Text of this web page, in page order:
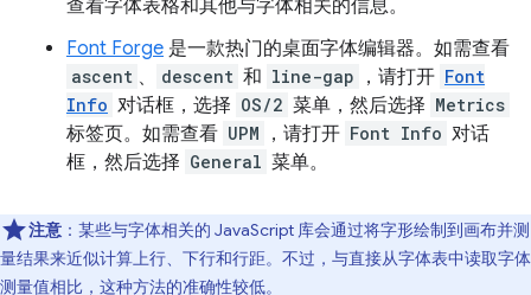
查看字体表格和其他与字体相关的信息。
Font Forge 是一款热门的桌面字体编辑器。如需查看
ascent 、 descent 和 line-gap ，请打开 Font
Info 对话框，选择 OS/2 菜单，然后选择 Metrics
标签页。如需查看 UPM ，请打开 Font Info 对话
框，然后选择 General 菜单。
注意 ：某些与字体相关的 JavaScript 库会通过将字形绘制到画布并测
量结果来近似计算上行、下行和行距。不过，与直接从字体表中读取字体
测量值相比，这种方法的准确性较低。